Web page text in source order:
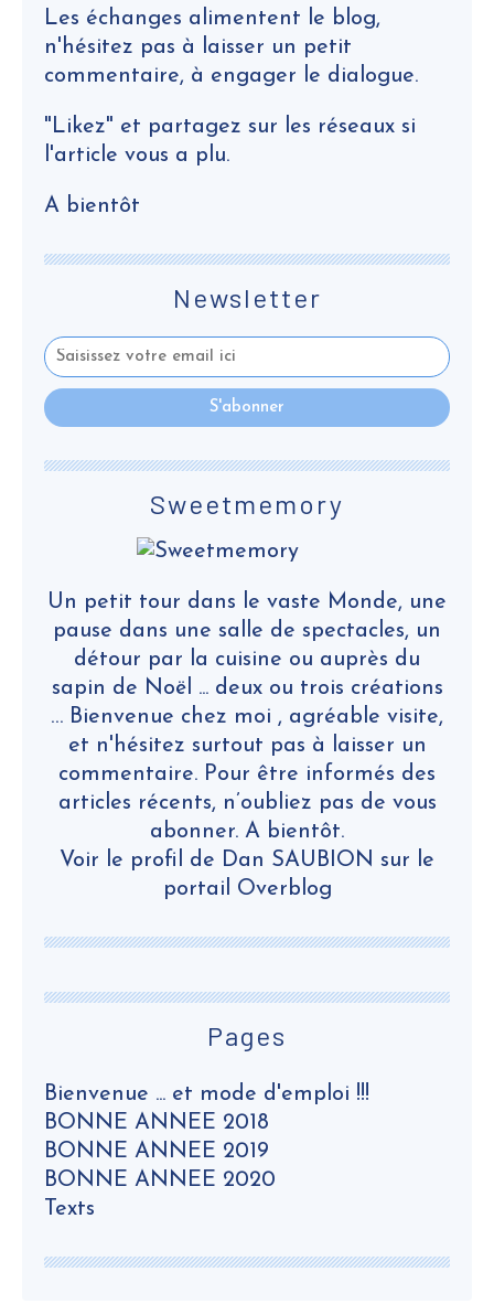
Newsletter
Pages
Bienvenue ... et mode d'emploi !!!
BONNE ANNEE 2018
BONNE ANNEE 2019
BONNE ANNEE 2020
Texts
Sweetmemory
Un petit tour dans le vaste Monde, une
pause dans une salle de spectacles, un
détour par la cuisine ou auprès du
sapin de Noël ... deux ou trois créations
… Bienvenue chez moi , agréable visite,
et n'hésitez surtout pas à laisser un
commentaire. Pour être informés des
articles récents, n’oubliez pas de vous
abonner. A bientôt.
Voir le profil de Dan SAUBION sur le
portail Overblog
Les échanges alimentent le blog,
n'hésitez pas à laisser un petit
commentaire, à engager le dialogue.
"Likez" et partagez sur les réseaux si
l'article vous a plu.
A bientôt